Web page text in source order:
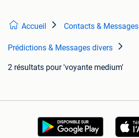
Accueil Contacts & Messages
Prédictions & Messages divers
2 résultats pour 'voyante medium'